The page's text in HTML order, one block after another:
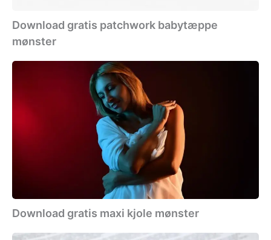
Download gratis patchwork babytæppe
mønster
Download
Download gratis maxi kjole mønster